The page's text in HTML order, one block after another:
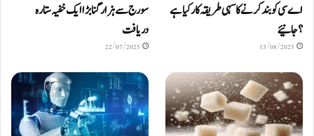
اے سی کو بند کرنے کا سہی طریقہ کار کیا ہے
؟ جانیئے
13/08/2025
سورج سے ہزار گنا بڑا ایک خفیہ ستارہ
دریافت
22/07/2025